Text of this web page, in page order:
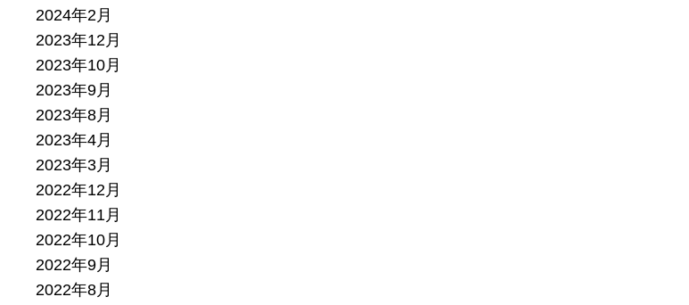
2024年2月
2023年12月
2023年10月
2023年9月
2023年8月
2023年4月
2023年3月
2022年12月
2022年11月
2022年10月
2022年9月
2022年8月